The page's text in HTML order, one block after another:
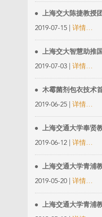
上海交大陈捷教授
2019-07-15 | 详情…
上海交大智慧助推
2019-07-03 | 详情…
木霉菌剂包衣技术
2019-06-25 | 详情…
上海交通大学奉贤
2019-06-12 | 详情…
上海交通大学青浦
2019-05-20 | 详情…
上海交通大学青浦